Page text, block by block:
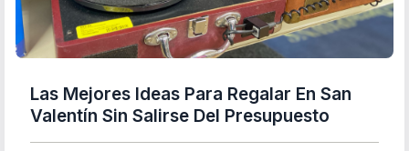
Las Mejores Ideas Para Regalar En San
Valentín Sin Salirse Del Presupuesto